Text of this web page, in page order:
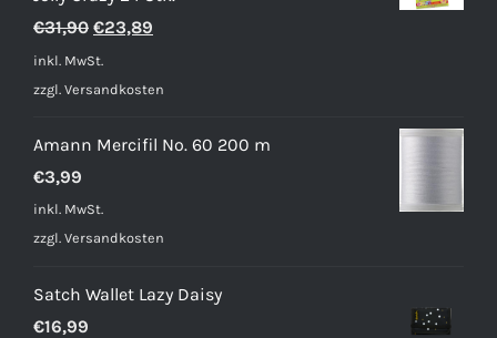
€31,90 Ursprünglicher
Preis
war:
€23,89
ist:
inkl. MwSt.
zzgl. Versandkosten
Amann Mercifil No. 60 200 m
€3,99
inkl. MwSt.
zzgl. Versandkosten
Satch Wallet Lazy Daisy
€16,99